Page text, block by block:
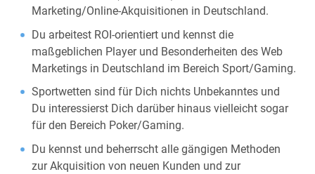
Marketing/Online-Akquisitionen in Deutschland.
Du arbeitest ROI-orientiert und kennst die
maßgeblichen Player und Besonderheiten des Web
Marketings in Deutschland im Bereich Sport/Gaming.
Sportwetten sind für Dich nichts Unbekanntes und
Du interessierst Dich darüber hinaus vielleicht sogar
für den Bereich Poker/Gaming.
Du kennst und beherrscht alle gängigen Methoden
zur Akquisition von neuen Kunden und zur